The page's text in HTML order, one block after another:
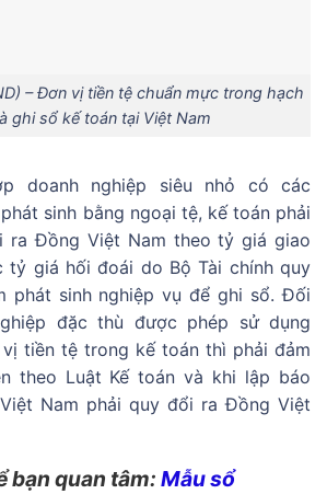
– Đơn vị tiền tệ chuẩn mực trong hạch
ghi sổ kế toán tại Việt Nam
doanh nghiệp siêu nhỏ có các
sinh bằng ngoại tệ, kế toán phải
ra Đồng Việt Nam theo tỷ giá giao
tỷ giá hối đoái do Bộ Tài chính quy
phát sinh nghiệp vụ để ghi sổ. Đối
đặc thù được phép sử dụng
tiền tệ trong kế toán thì phải đảm
theo Luật Kế toán và khi lập báo
Nam phải quy đổi ra Đồng Việt
bạn quan tâm: Mẫu sổ